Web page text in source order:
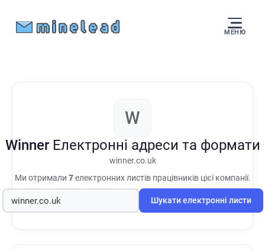
МЕНЮ
W
Winner Електронні адреси та формати
winner.co.uk
Ми отримали 7електронних листів працівників цієї компанії.
Шукати електронні листи